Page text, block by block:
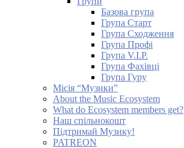
Базова група
Група Старт
Група Сходження
Група Профі
Група V.I.P.
Група Фахівці
Група Гуру
Місія “Музики”
About the Music Ecosystem
What do Ecosystem members get?
Наш спільнокошт
Підтримай Музику!
PATREON